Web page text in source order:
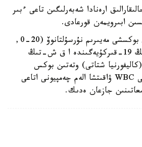
ارەنادا شەبەرلىگىن تاعى ءبىر
ابىرويمەن قورعادى.
قازاقستاندىق كاسىپقوي بوكسشى مەيىرىم نۇرسۇلتانوۆ (20-0,
11 ك و) 2026 -جىلدىڭ 19-قىركۇيەگىندە ا ق ش-تىڭ
شتاتى) وتەتىن بوكس
كەشىندە ورتا سالماقتاعى WBC ۋاقىتشا الەم چەمپيونى اتاعى
جازعان ەدىك.